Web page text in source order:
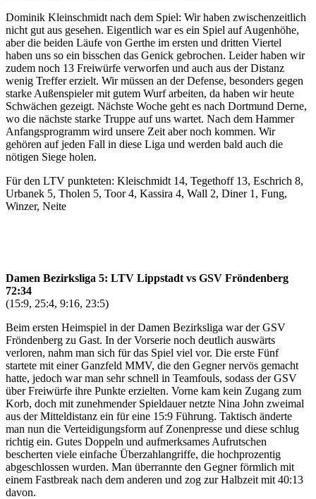
Dominik Kleinschmidt nach dem Spiel: Wir haben zwischenzeitlich
nicht gut aus gesehen. Eigentlich war es ein Spiel auf Augenhöhe,
aber die beiden Läufe von Gerthe im ersten und dritten Viertel
haben uns so ein bisschen das Genick gebrochen. Leider haben wir
zudem noch 13 Freiwürfe verworfen und auch aus der Distanz
wenig Treffer erzielt. Wir müssen an der Defense, besonders gegen
starke Außenspieler mit gutem Wurf arbeiten, da haben wir heute
Schwächen gezeigt. Nächste Woche geht es nach Dortmund Derne,
wo die nächste starke Truppe auf uns wartet. Nach dem Hammer
Anfangsprogramm wird unsere Zeit aber noch kommen. Wir
gehören auf jeden Fall in diese Liga und werden bald auch die
nötigen Siege holen.
Für den LTV punkteten: Kleischmidt 14, Tegethoff 13, Eschrich 8,
Urbanek 5, Tholen 5, Toor 4, Kassira 4, Wall 2, Diner 1, Fung,
Winzer, Neite
Damen Bezirksliga 5: LTV Lippstadt vs GSV Fröndenberg
72:34
(15:9, 25:4, 9:16, 23:5)
Beim ersten Heimspiel in der Damen Bezirksliga war der GSV
Fröndenberg zu Gast. In der Vorserie noch deutlich auswärts
verloren, nahm man sich für das Spiel viel vor. Die erste Fünf
startete mit einer Ganzfeld MMV, die den Gegner nervös gemacht
hatte, jedoch war man sehr schnell in Teamfouls, sodass der GSV
über Freiwürfe ihre Punkte erzielten. Vorne kam kein Zugang zum
Korb, doch mit zunehmender Spieldauer netzte Nina John zweimal
aus der Mitteldistanz ein für eine 15:9 Führung. Taktisch änderte
man nun die Verteidigungsform auf Zonenpresse und diese schlug
richtig ein. Gutes Doppeln und aufmerksames Aufrutschen
bescherten viele einfache Überzahlangriffe, die hochprozentig
abgeschlossen wurden. Man überrannte den Gegner förmlich mit
einem Fastbreak nach dem anderen und zog zur Halbzeit mit 40:13
davon.